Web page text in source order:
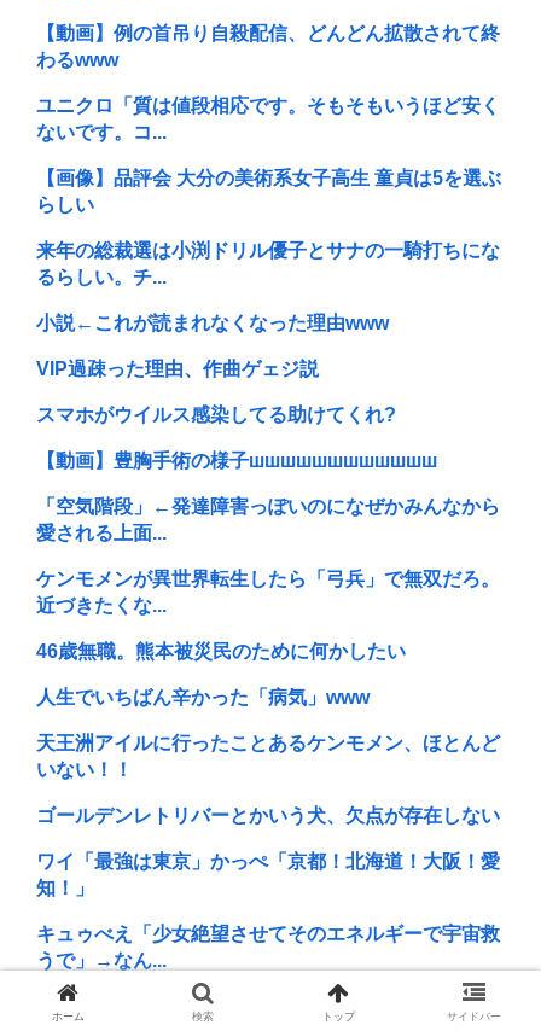
【動画】例の首吊り自殺配信、どんどん拡散されて終
わるwww
ユニクロ「質は値段相応です。そもそもいうほど安く
ないです。コ...
【画像】品評会 大分の美術系女子高生 童貞は5を選ぶ
らしい
来年の総裁選は小渕ドリル優子とサナの一騎打ちにな
るらしい。チ...
小説←これが読まれなくなった理由www
VIP過疎った理由、作曲ゲェジ説
スマホがウイルス感染してる助けてくれ?
【動画】豊胸手術の様子шшшшшшшшшшшш
「空気階段」←発達障害っぽいのになぜかみんなから
愛される上面...
ケンモメンが異世界転生したら「弓兵」で無双だろ。
近づきたくな...
46歳無職。熊本被災民のために何かしたい
人生でいちばん辛かった「病気」www
天王洲アイルに行ったことあるケンモメン、ほとんど
いない！！
ゴールデンレトリバーとかいう犬、欠点が存在しない
ワイ「最強は東京」かっぺ「京都！北海道！大阪！愛
知！」
キュゥべえ「少女絶望させてそのエネルギーで宇宙救
うで」→なん...
ワイとレスバで勝負しようや
ホーム 検索 トップ サイドバー